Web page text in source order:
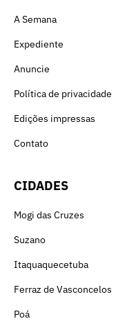
A Semana
Expediente
Anuncie
Política de privacidade
Edições impressas
Contato
CIDADES
Mogi das Cruzes
Suzano
Itaquaquecetuba
Ferraz de Vasconcelos
Poá